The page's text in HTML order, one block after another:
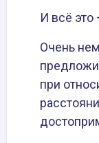
И всё это
Очень
при